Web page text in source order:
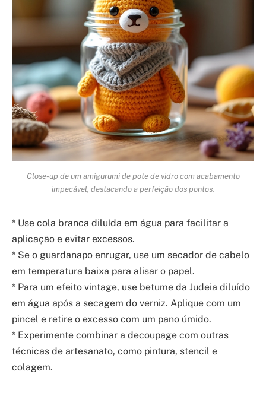
Close-up de um amigurumi de pote de vidro com acabamento
impecável, destacando a perfeição dos pontos.
* Use cola branca diluída em água para facilitar a
aplicação e evitar excessos.
* Se o guardanapo enrugar, use um secador de cabelo
em temperatura baixa para alisar o papel.
* Para um efeito vintage, use betume da Judeia diluído
em água após a secagem do verniz. Aplique com um
pincel e retire o excesso com um pano úmido.
* Experimente combinar a decoupage com outras
técnicas de artesanato, como pintura, stencil e
colagem.